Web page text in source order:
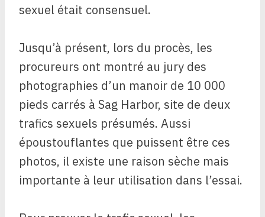
sexuel était consensuel.
Jusqu’à présent, lors du procès, les
procureurs ont montré au jury des
photographies d’un manoir de 10 000
pieds carrés à Sag Harbor, site de deux
trafics sexuels présumés. Aussi
époustouflantes que puissent être ces
photos, il existe une raison sèche mais
importante à leur utilisation dans l’essai.